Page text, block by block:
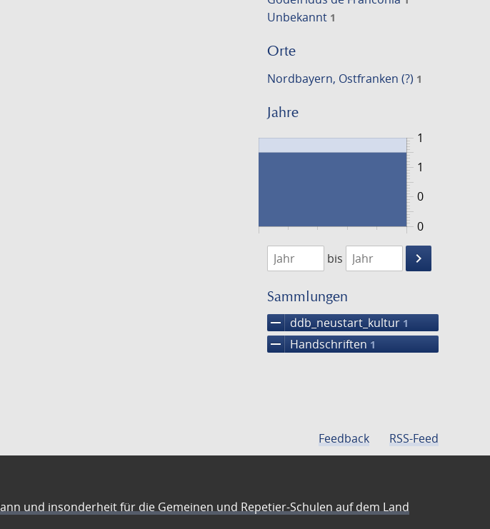
Unbekannt 1
Orte
Nordbayern, Ostfranken (?) 1
Jahre
0
1
0
1
1474
1475
bis
keyboard_arrow_right
Suche
Sammlungen
remove ddb_neustart_kultur 1
remove Handschriften 1
Feedback RSS-Feed
und insonderheit für die Gemeinen und Repetier-Schulen auf dem Land